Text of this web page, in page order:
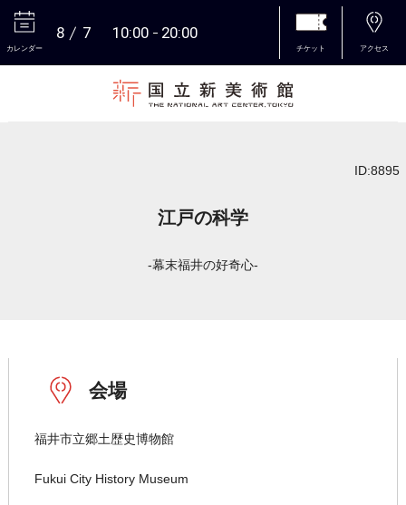
カレンダー
8 7 10:00 20:00
チケット アクセス
ID:8895
江戸の科学
-幕末福井の好奇心-
会場
福井市立郷土歴史博物館
Fukui City History Museum